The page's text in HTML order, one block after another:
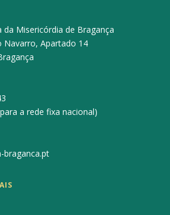
da Misericórdia de Bragança
Navarro, Apartado 14
a rede fixa nacional)
braganca.pt